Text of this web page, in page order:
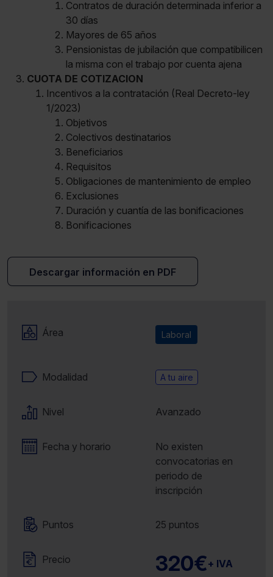
Contratos de duración determinada inferior a
30 días
Mayores de 65 años
Pensionistas de jubilación que compatibilicen
la misma con el trabajo por cuenta ajena
CUOTA DE COTIZACION
Incentivos a la contratación (Real Decreto-ley
1/2023)
Objetivos
Colectivos destinatarios
Beneficiarios
Requisitos
Obligaciones de mantenimiento de empleo
Exclusiones
Duración y cuantía de las bonificaciones
Bonificaciones
Descargar información en PDF
Área Laboral
Modalidad A tu aire
Nivel Avanzado
Fecha y horario
No existen
convocatorias en
periodo de
inscripción
Puntos 25 puntos
Precio 320€+ IVA